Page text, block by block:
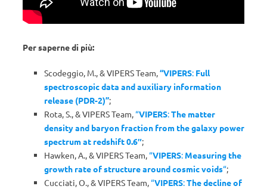
Per saperne di più:
Scodeggio, M., & VIPERS Team,“VIPERS: Full
spectroscopic data and auxiliary information
release (PDR-2)”;
Rota, S., & VIPERS Team,“VIPERS:The matter
density and baryon fraction from the galaxy power
spectrum at redshift 0.6″;
Hawken, A., & VIPERS Team,“VIPERS: Measuring the
growth rate of structure around cosmic voids“;
Cucciati, O., & VIPERS Team,“VIPERS:The decline of